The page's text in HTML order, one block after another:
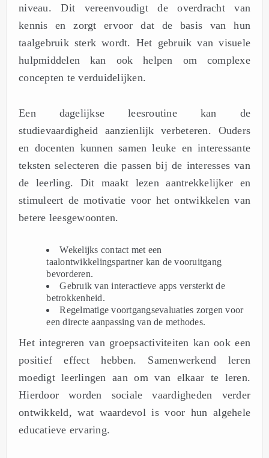
niveau. Dit vereenvoudigt de overdracht van
kennis en zorgt ervoor dat de basis van hun
taalgebruik sterk wordt. Het gebruik van visuele
hulpmiddelen kan ook helpen om complexe
concepten te verduidelijken.
Een dagelijkse leesroutine kan de
studievaardigheid aanzienlijk verbeteren. Ouders
en docenten kunnen samen leuke en interessante
teksten selecteren die passen bij de interesses van
de leerling. Dit maakt lezen aantrekkelijker en
stimuleert de motivatie voor het ontwikkelen van
betere leesgewoonten.
Wekelijks contact met een
taalontwikkelingspartner kan de vooruitgang
bevorderen.
Gebruik van interactieve apps versterkt de
betrokkenheid.
Regelmatige voortgangsevaluaties zorgen voor
een directe aanpassing van de methodes.
Het integreren van groepsactiviteiten kan ook een
positief effect hebben. Samenwerkend leren
moedigt leerlingen aan om van elkaar te leren.
Hierdoor worden sociale vaardigheden verder
ontwikkeld, wat waardevol is voor hun algehele
educatieve ervaring.